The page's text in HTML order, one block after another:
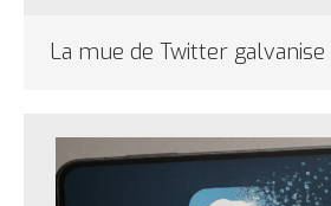
La mue de Twitter